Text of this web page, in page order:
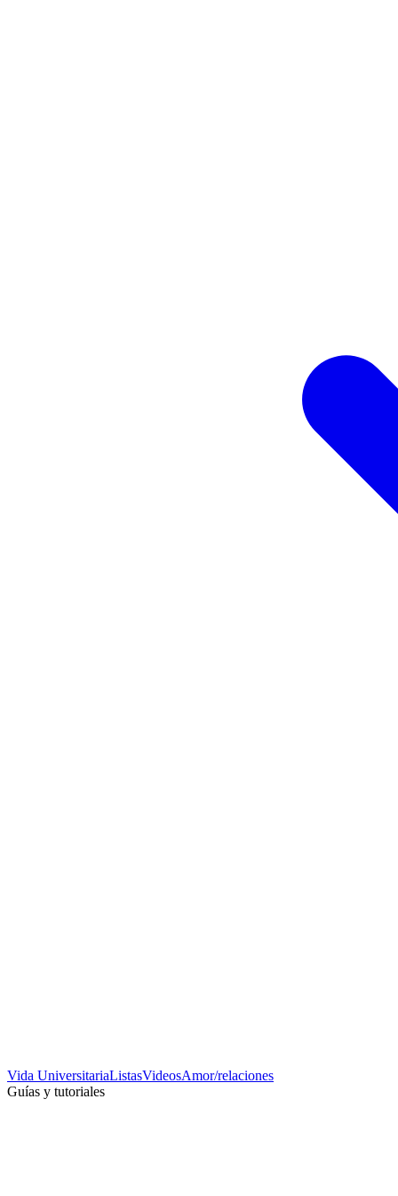
Vida UniversitariaListasVideosAmor/relaciones
Guías y tutoriales